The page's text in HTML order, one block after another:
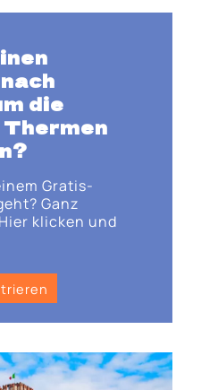
die
Gratis-
Ganz
klicken und